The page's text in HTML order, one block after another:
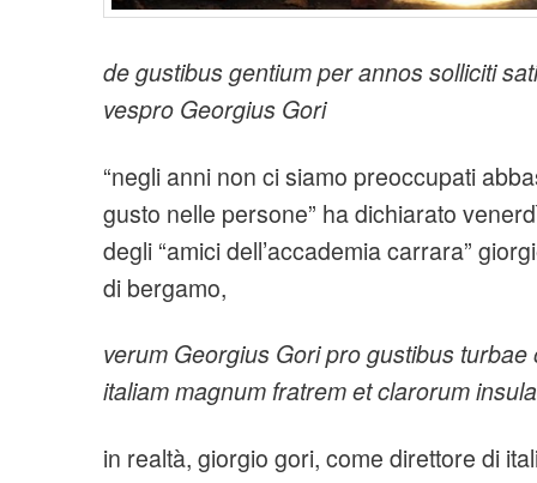
de gustibus gentium per annos solliciti
vespro Georgius Gori
“negli anni non ci siamo preoccupati
gusto nelle persone” ha dichiarato
degli “amici dell’accademia carrara”
di bergamo,
verum Georgius Gori pro gustibus turbae
italiam magnum fratrem et clarorum
in realtà, giorgio gori, come direttore di